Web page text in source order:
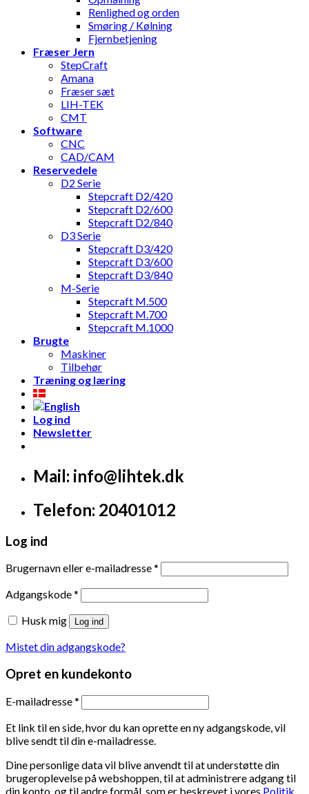
Renlighed og orden
Smøring / Kølning
Fjernbetjening
Fræser Jern
StepCraft
Amana
Fræser sæt
LIH-TEK
CMT
Software
CNC
CAD/CAM
Reservedele
D2 Serie
Stepcraft D2/420
Stepcraft D2/600
Stepcraft D2/840
D3 Serie
Stepcraft D3/420
Stepcraft D3/600
Stepcraft D3/840
M-Serie
Stepcraft M.500
Stepcraft M.700
Stepcraft M.1000
Brugte
Maskiner
Tilbehør
Træning og læring
Log ind
Newsletter
Mail: info@lihtek.dk
Telefon: 20401012
Log ind
Brugernavn eller e-mailadresse*
Adgangskode*
Husk mig
Log ind
Mistet din adgangskode?
Opret en kundekonto
E-mailadresse*
Et link til en side, hvor du kan oprette en ny adgangskode, vil
blive sendt til din e-mailadresse.
Dine personlige data vil blive anvendt til at understøtte din
brugeroplevelse på webshoppen, til at administrere adgang til
din konto, og til andre formål, som er beskrevet i vores Politik